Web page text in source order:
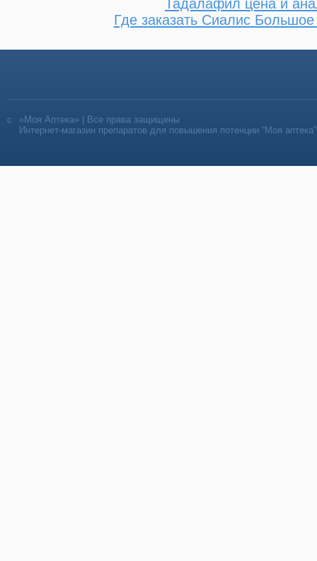
Тадалафил цена и
Где заказать Сиалис
«Моя Аптека» | Все права защищены
Интернет-магазин препаратов для повышения потенции “Моя